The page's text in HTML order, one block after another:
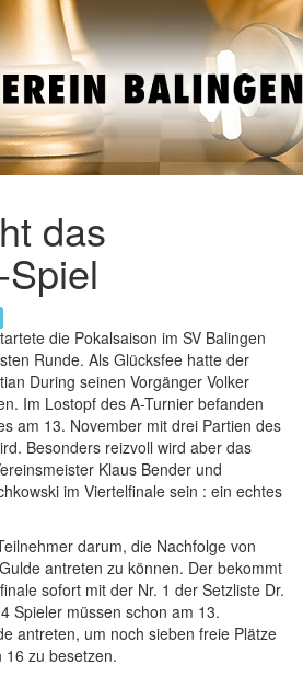
das
die Pokalsaison im SV Balingen
Runde. Als Glücksfee hatte der
During seinen Vorgänger Volker
Im Lostopf des A-Turnier befanden
am 13. November mit drei Partien des
Besonders reizvoll wird aber das
Klaus Bender und
im Viertelfinale sein : ein echtes
darum, die Nachfolge von
antreten zu können. Der bekommt
sofort mit der Nr. 1 der Setzliste Dr.
Spieler müssen schon am 13.
antreten, um noch sieben freie Plätze
zu besetzen.